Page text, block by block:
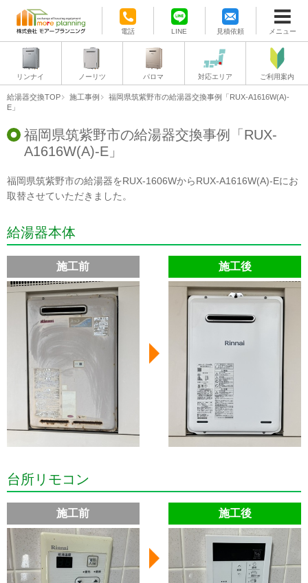
電話 LINE 見積依頼 メニュー
リンナイ ノーリツ パロマ 対応エリア ご利用案内
給湯器交換TOP 施工事例
福岡県筑紫野市の給湯器交換事例「RUX-A1616W(A)-
E」
福岡県筑紫野市の給湯器交換事例「RUX-
A1616W(A)-E」
福岡県筑紫野市の給湯器をRUX-1606WからRUX-A1616W(A)-Eにお
取替させていただきました。
給湯器本体
施工前 施工後
台所リモコン
施工前 施工後